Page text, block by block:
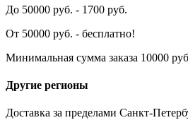
До 50000 руб. - 1700 руб.
От 50000 руб. - бесплатно!
Минимальная сумма заказа 10000
Другие регионы
Доставка за пределами Санкт-